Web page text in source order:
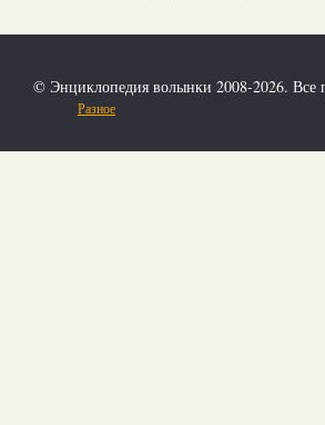
© Энциклопедия волынки 2008-2026. Все
Разное